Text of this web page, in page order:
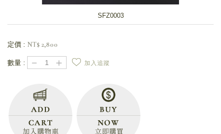
SFZ0003
定價 : NT$ 2,800
數量 : － ＋ 加入追蹤